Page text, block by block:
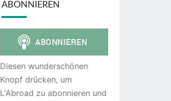
ABONNIEREN
Diesen wunderschönen
Knopf drücken, um
L'Abroad zu abonnieren und